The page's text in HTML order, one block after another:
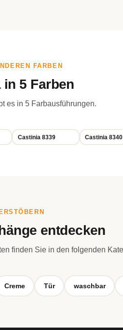
FARBEN
in 5 Farben
es in 5 Farbausführungen.
Castinia 8339 Castinia 8340
entdecken
finden Sie in den folgenden
Creme Tür waschbar